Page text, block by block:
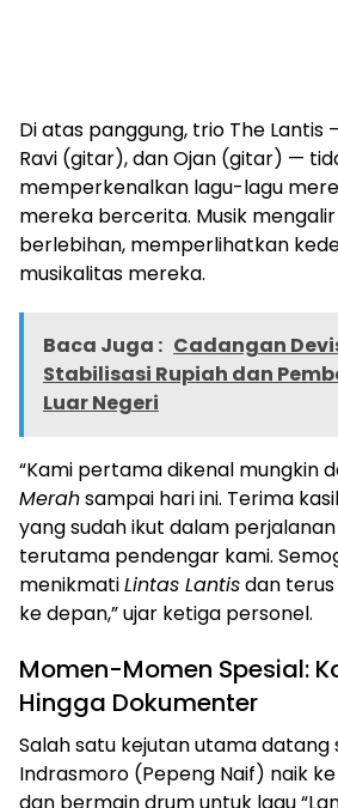
Di atas panggung, trio The
Ravi (gitar), dan Ojan (gitar) —
memperkenalkan lagu-lagu
mereka bercerita. Musik
berlebihan, memperlihatkan
musikalitas mereka.
Baca Juga : Cadangan
Stabilisasi Rupiah dan
Luar Negeri
“Kami pertama dikenal mungkin
Merahsampai hari ini. Terima
yang sudah ikut dalam perjalanan
terutama pendengar kami.
menikmatiLintas Lantisdan
ke depan,” ujar ketiga personel.
Momen-Momen Spesial:
Hingga Dokumenter
Salah satu kejutan utama datang
Indrasmoro (Pepeng Naif) naik